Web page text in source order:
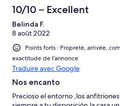
10/10 – Excellent
Belinda F.
8 août 2022
Points forts : Propreté, arrivée,
exactitude de l’annonce
Traduire avec Google
Nos encanto
Precioso el entorno ,los